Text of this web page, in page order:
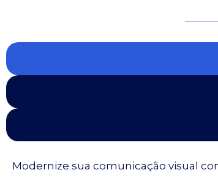
Modernize sua comunicação visual